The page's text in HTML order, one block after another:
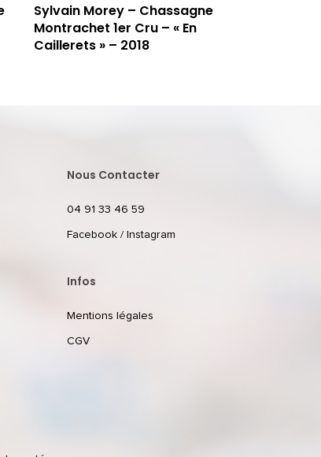
Sylvain Morey – Chassagne
Montrachet 1er Cru – « En
Caillerets » – 2018
Nous Contacter
04 91 33 46 59
Facebook / Instagram
Infos
Mentions légales
CGV